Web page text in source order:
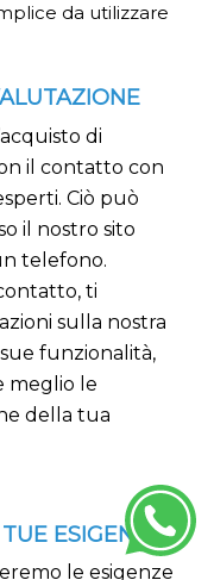
da utilizzare
di
il contatto con
Ciò può
il nostro sito
telefono.
ti
sulla nostra
funzionalità,
meglio le
della tua
ESIGENZE
le esigenze